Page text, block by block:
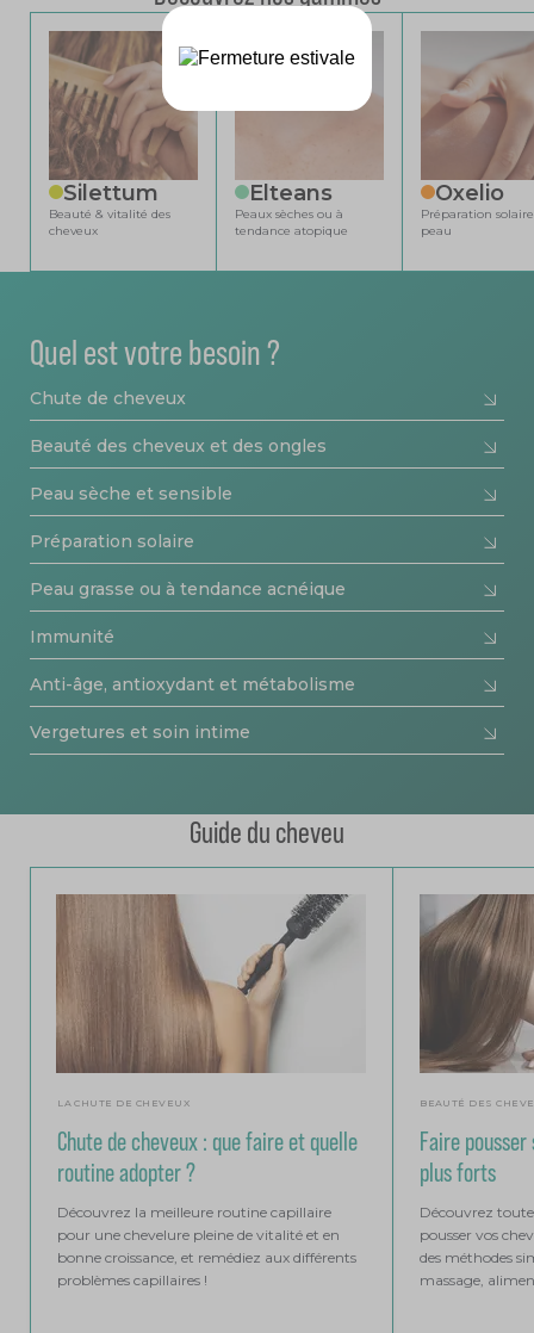
Silettum
Beauté & vitalité des
cheveux
Elteans
Peaux sèches ou à
tendance atopique
Oxelio
Préparation
peau
Quel est votre besoin ?
Chute de cheveux
Beauté des cheveux et des ongles
Peau sèche et sensible
Préparation solaire
Peau grasse ou à tendance acnéique
Immunité
Anti-âge, antioxydant et métabolisme
Vergetures et soin intime
Guide du cheveu
LA CHUTE DE CHEVEUX
Chute de cheveux : que faire et quelle
routine adopter ?
Découvrez la meilleure routine capillaire
pour une chevelure pleine de vitalité et en
bonne croissance, et remédiez aux différents
problèmes capillaires !
BEAUTÉ DES
Faire
plus forts
Découvrez
pousser vos
des méthodes
massage,